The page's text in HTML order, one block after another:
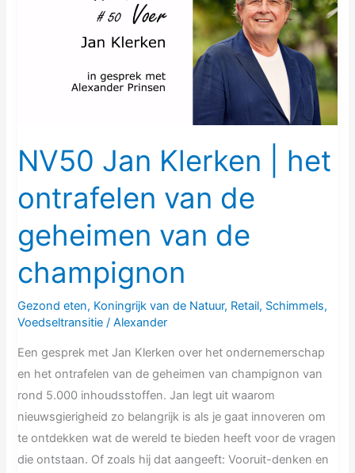
NV50 Jan Klerken | het
ontrafelen van de
geheimen van de
champignon
Gezond eten, Koningrijk van de Natuur, Retail, Schimmels,
Voedseltransitie /Alexander
Een gesprek met Jan Klerken over het ondernemerschap
en het ontrafelen van de geheimen van champignon van
rond 5.000 inhoudsstoffen. Jan legt uit waarom
nieuwsgierigheid zo belangrijk is als je gaat innoveren om
te ontdekken wat de wereld te bieden heeft voor de vragen
die ontstaan. Of zoals hij dat aangeeft: Vooruit-denken en
van
de
champignon